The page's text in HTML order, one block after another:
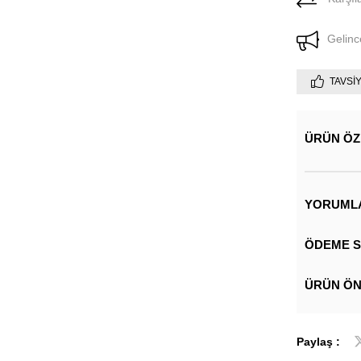
ÜRÜN
ÖDEME
ÜRÜN
Paylaş :